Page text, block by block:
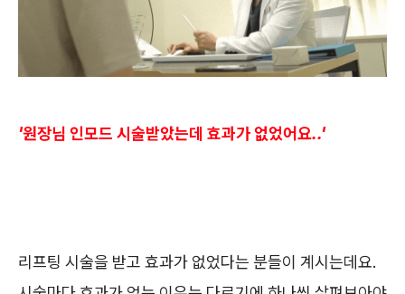
'원장님 인모드 시술받았는데 효과가 없었어요..'
리프팅 시술을 받고 효과가 없었다는 분들이 계시는데요.